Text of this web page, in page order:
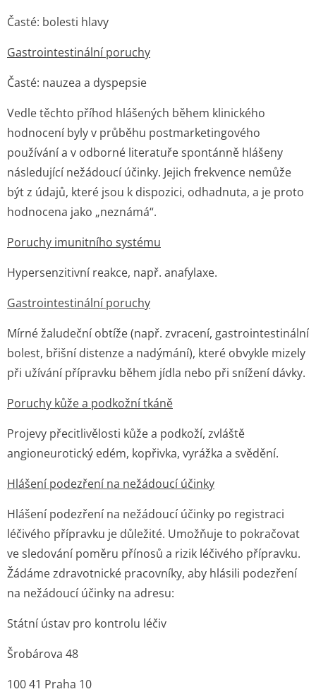
Časté: bolesti hlavy
Gastrointestinální poruchy
Časté: nauzea a dyspepsie
Vedle těchto příhod hlášených během klinického
hodnocení byly v průběhu postmarketingového
používání a v odborné literatuře spontánně hlášeny
následující nežádoucí účinky. Jejich frekvence nemůže
být z údajů, které jsou k dispozici, odhadnuta, a je proto
hodnocena jako „neznámá“.
Poruchy imunitního systému
Hypersenzitivní reakce, např. anafylaxe.
Gastrointestinální poruchy
Mírné žaludeční obtíže (např. zvracení, gastrointestinální
bolest, břišní distenze a nadýmání), které obvykle mizely
při užívání přípravku během jídla nebo při snížení dávky.
Poruchy kůže a podkožní tkáně
Projevy přecitlivělosti kůže a podkoží, zvláště
angioneurotický edém, kopřivka, vyrážka a svědění.
Hlášení podezření na nežádoucí účinky
Hlášení podezření na nežádoucí účinky po registraci
léčivého přípravku je důležité. Umožňuje to pokračovat
ve sledování poměru přínosů a rizik léčivého přípravku.
Žádáme zdravotnické pracovníky, aby hlásili podezření
na nežádoucí účinky na adresu:
Státní ústav pro kontrolu léčiv
Šrobárova 48
100 41 Praha 10